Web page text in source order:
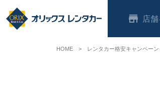
店舗
HOME レンタカー格安キャンペーン